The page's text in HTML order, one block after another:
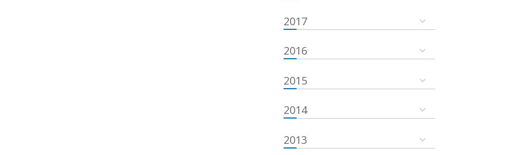
2017
2016
2015
2014
2013